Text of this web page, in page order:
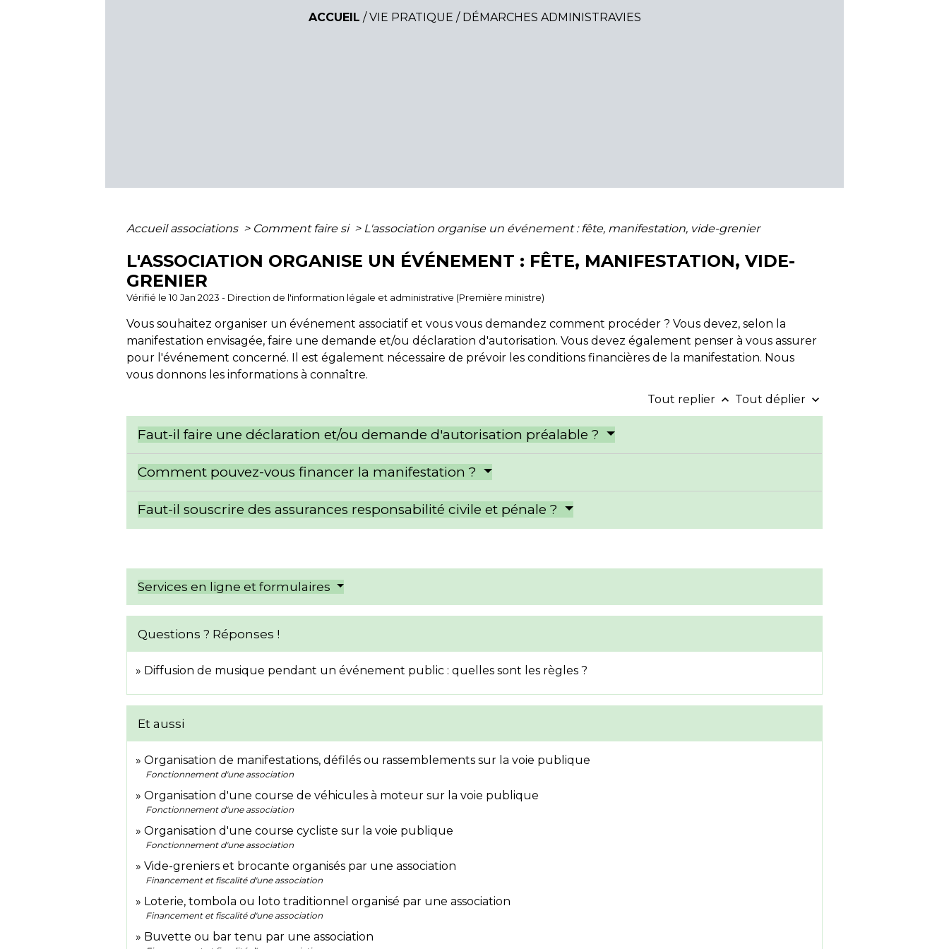
ACCUEIL / VIE PRATIQUE / DÉMARCHES ADMINISTRAVIES
Accueil associations > Comment faire si > L'association organise un événement : fête, manifestation, vide-grenier
L'ASSOCIATION ORGANISE UN ÉVÉNEMENT : FÊTE, MANIFESTATION, VIDE-
GRENIER
Vérifié le 10 Jan 2023 - Direction de l'information légale et administrative (Première ministre)
Vous souhaitez organiser un événement associatif et vous vous demandez comment procéder ? Vous devez, selon la
manifestation envisagée, faire une demande et/ou déclaration d'autorisation. Vous devez également penser à vous assurer
pour l'événement concerné. Il est également nécessaire de prévoir les conditions financières de la manifestation. Nous
vous donnons les informations à connaître.
Tout replier keyboard_arrow_up Tout déplier keyboard_arrow_down
Faut-il faire une déclaration et/ou demande d'autorisation préalable ?
Comment pouvez-vous financer la manifestation ?
Faut-il souscrire des assurances responsabilité civile et pénale ?
Services en ligne et formulaires
Questions ? Réponses !
Diffusion de musique pendant un événement public : quelles sont les règles ?
Et aussi
Organisation de manifestations, défilés ou rassemblements sur la voie publique
Fonctionnement d'une association
Organisation d'une course de véhicules à moteur sur la voie publique
Fonctionnement d'une association
Organisation d'une course cycliste sur la voie publique
Fonctionnement d'une association
Vide-greniers et brocante organisés par une association
Financement et fiscalité d'une association
Loterie, tombola ou loto traditionnel organisé par une association
Financement et fiscalité d'une association
Buvette ou bar tenu par une association